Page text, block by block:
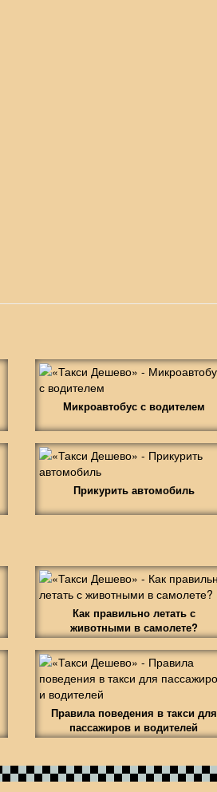
Микроавтобус с водителем
Прикурить автомобиль
Как правильно летать с
животными в самолете?
Правила поведения в такси для
пассажиров и водителей